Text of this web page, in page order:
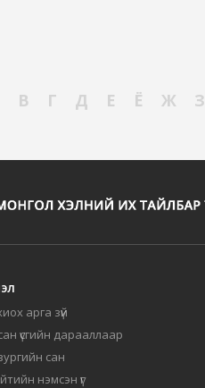
В Г Д Е Ё Ж З
арга зүй
үсгийн дарааллаар
сан
нэмсэн үг